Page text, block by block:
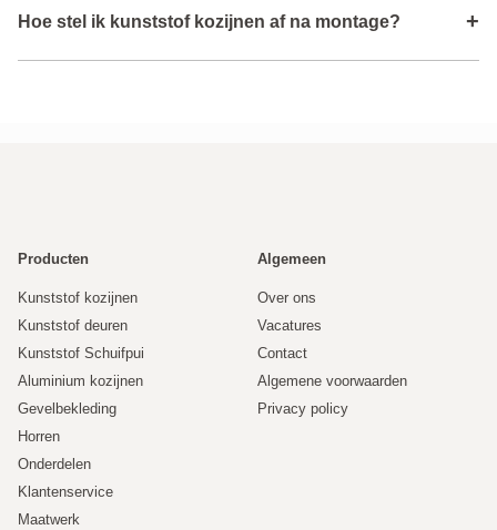
afstellen en onderhoud zijn beschikbaar via de
Hoe stel ik kunststof kozijnen af na montage? +
Producten
Kunststof kozijnen
Kunststof deuren
Kunststof Schuifpui
Aluminium kozijnen
Gevelbekleding
Horren
Onderdelen
Klantenservice
Maatwerk
Algemeen
Over ons
Vacatures
Contact
Algemene voorwaarden
Privacy policy